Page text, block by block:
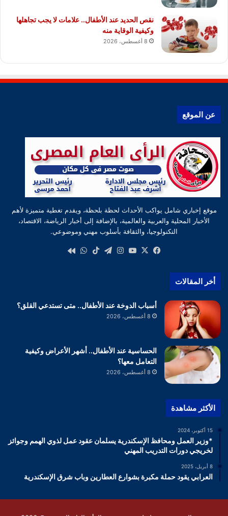
نقص الحديد عند الأطفال.. علامات لا يجب تجاهلها
وكيفية الوقاية منه
8 أغسطس، 2026
عن الموقع
موقع إخباري شامل يواكب الأحداث لحظة بلحظة، ويقدم تغطية متميزة لأهم
الأخبار المحلية والعربية والعالمية، بالإضافة إلى أخبار الرياضة، الاقتصاد،
التكنولوجيا، والثقافة بأسلوب مهني وموضوعي.
فيسبوك
‫X
‫YouTube
انستقرام
تيلقرام‫TikTokواتساب
أخر المقالات
أسباب الدوخة عند الأطفال.. متى تستدعي القلق؟
8 أغسطس، 2026
الحساسية عند الأطفال.. أشهر الأعراض وكيفية
التعامل معها؟
8 أغسطس، 2026
الأكثر مشاهدة
15 أكتوبر، 2024
*وزير العمل ومحافظ الإسكندرية يسلمان عقود عمل لذوي الهمم وجوائز
لخريجي دورات التدريب المهني
8 أبريل، 2025
العرابي يقود حملة مكبرة بشوارع العطارين وباب شرق الإسكندرية